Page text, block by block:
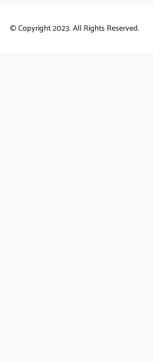
© Copyright 2023. All Rights Reserved.